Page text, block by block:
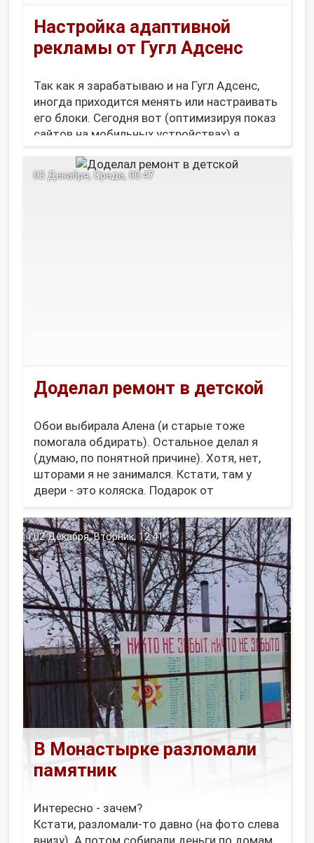
Настройка адаптивной
рекламы от Гугл Адсенс
Так как я зарабатываю и на Гугл Адсенс,
иногда приходится менять или настраивать
его блоки. Сегодня вот (оптимизируя показ
сайтов на мобильных устройствах) я
добрался до асинхронных адаптивных
блоков рекламы. Точнее, до асинхронных-
то я добрался немного раньше. А вот
Доделал ремонт в детской
Обои выбирала Алена (и старые тоже
помогала обдирать). Остальное делал я
(думаю, по понятной причине). Хотя, нет,
шторами я не занимался. Кстати, там у
двери - это коляска. Подарок от
родственников из Монастырки. Осталось
еще пару вещей для нее постирать и можно
будет собрать обратно.
[p...
03 Декабря, Среда, 00:47
В Монастырке разломали
памятник
Интересно - зачем?
Кстати, разломали-то давно (на фото слева
внизу). А потом собирали деньги по домам
02 Декабря, Вторник, 12:41